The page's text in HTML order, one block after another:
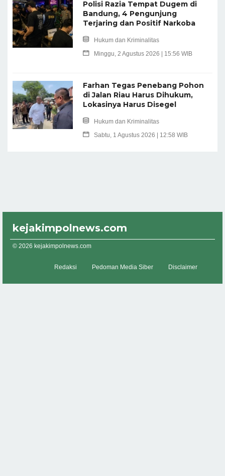
Polisi Razia Tempat Dugem di
Bandung, 4 Pengunjung
Terjaring dan Positif Narkoba
Hukum dan Kriminalitas
Minggu, 2 Agustus 2026 | 15:56 WIB
Farhan Tegas Penebang Pohon
di Jalan Riau Harus Dihukum,
Lokasinya Harus Disegel
Hukum dan Kriminalitas
Sabtu, 1 Agustus 2026 | 12:58 WIB
kejakimpolnews.com
© 2026 kejakimpolnews.com
Redaksi Pedoman Media Siber Disclaimer